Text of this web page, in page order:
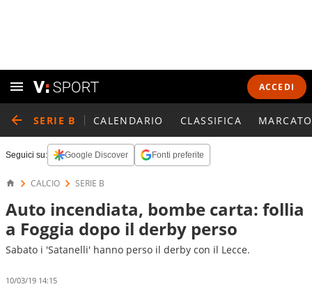
ACCEDI
SERIE B CALENDARIO CLASSIFICA
Seguici su: Google Discover Fonti preferite
CALCIO SERIE B
Auto incendiata, bombe carta: follia
a Foggia dopo il derby perso
Sabato i 'Satanelli' hanno perso il derby con il Lecce.
10/03/19 14:15